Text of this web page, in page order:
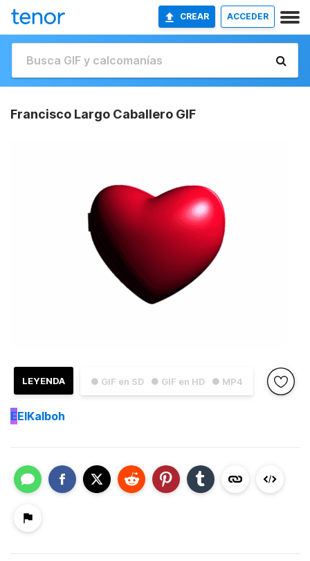
CREAR ACCEDER
Francisco Largo Caballero GIF
● GIF en SD ● GIF en HD ● MP4
LEYENDA
EElKalboh